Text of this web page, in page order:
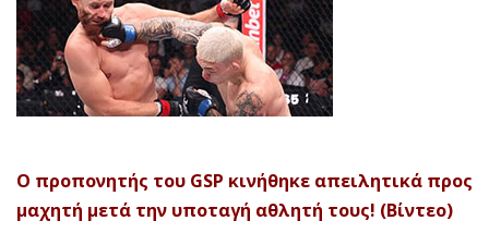
Ο προπονητής του GSP κινήθηκε απειλητικά προς
μαχητή μετά την υποταγή αθλητή τους! (Βίντεο)